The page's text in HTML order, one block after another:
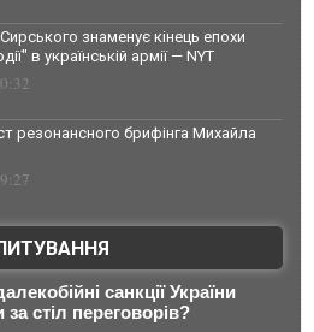
знаменує кінець епохи
в українській армії — NYT
резонансного брифінга Михайла
санкції України
стіл переговорів?